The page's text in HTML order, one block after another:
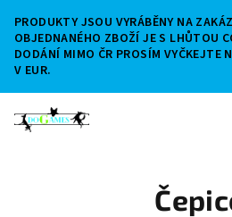
obsah
PRODUKTY JSOU VYRÁBĚNY NA
OBJEDNANÉHO ZBOŽÍ JE S LHŮTOU
DODÁNÍ MIMO ČR PROSÍM VYČKEJTE
V EUR.